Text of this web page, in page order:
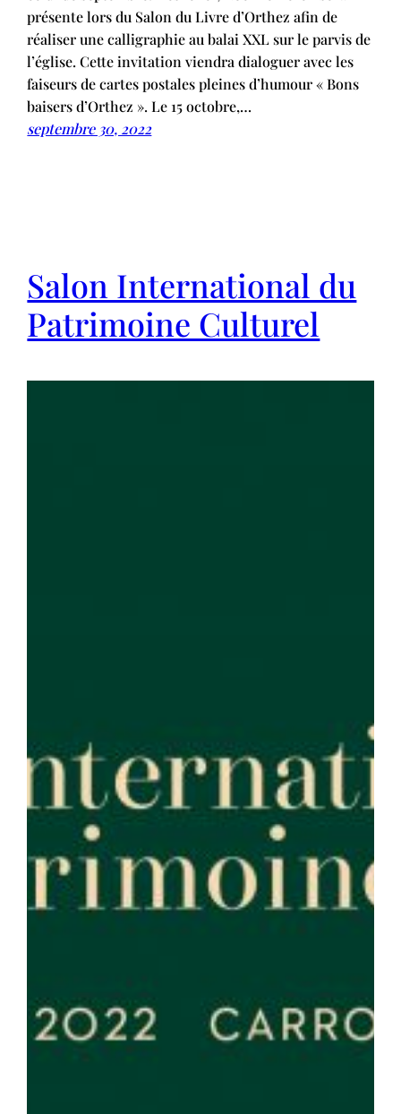
présente lors du Salon du Livre d’Orthez afin de
réaliser une calligraphie au balai XXL sur le parvis de
l’église. Cette invitation viendra dialoguer avec les
faiseurs de cartes postales pleines d’humour « Bons
baisers d’Orthez ». Le 15 octobre,…
septembre 30, 2022
Salon International du
Patrimoine Culturel